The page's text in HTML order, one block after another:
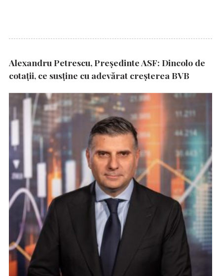
Alexandru Petrescu, Președinte ASF: Dincolo de
cotații, ce susține cu adevărat creșterea BVB